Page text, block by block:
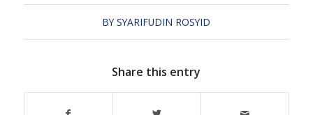
BYSYARIFUDIN ROSYID
Share this entry